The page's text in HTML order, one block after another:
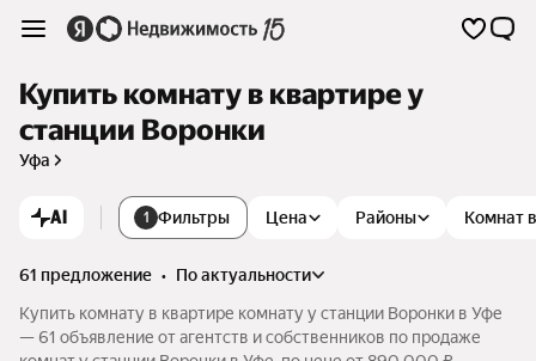
Купить комнату в квартире у
станции Воронки
Уфа
AI 1 Фильтры Цена Районы Комнат
61 предложение •
по актуальности
Купить комнату в квартире комнату у станции Воронки в Уфе
— 61 объявление от агентств и собственников по продаже